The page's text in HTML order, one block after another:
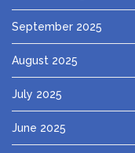
September 2025
August 2025
July 2025
June 2025